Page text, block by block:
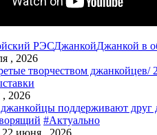
РЭСДжанкойДжанкой в
, 2026
творчеством джанкойцев/
2026
поддерживают друг
#Актуально
июня , 2026